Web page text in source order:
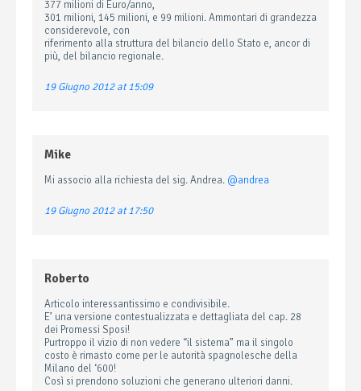
377 milioni di Euro/anno,
301 milioni, 145 milioni, e 99 milioni. Ammontari di grandezza
considerevole, con
riferimento alla struttura del bilancio dello Stato e, ancor di
più, del bilancio regionale.
19 Giugno 2012 at 15:09
Mike
Mi associo alla richiesta del sig. Andrea. @andrea
19 Giugno 2012 at 17:50
Roberto
Articolo interessantissimo e condivisibile.
E’ una versione contestualizzata e dettagliata del cap. 28
dei Promessi Sposi!
Purtroppo il vizio di non vedere “il sistema” ma il singolo
costo è rimasto come per le autorità spagnolesche della
Milano del ‘600!
Così si prendono soluzioni che generano ulteriori danni.